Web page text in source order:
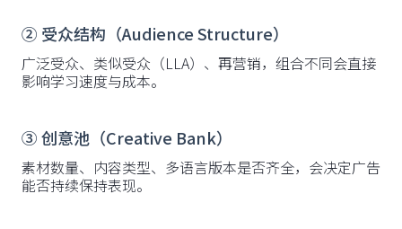
② 受众结构（Audience Structure）
广泛受众、类似受众（LLA）、再营销，组合不同会直接
影响学习速度与成本。
③ 创意池（Creative Bank）
素材数量、内容类型、多语言版本是否齐全，会决定广告
能否持续保持表现。